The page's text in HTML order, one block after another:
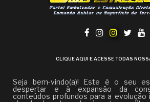
CLIQUE AQUI E ACESSE TODAS
Seja bem-vindo(a)! Este é o seu
despertar e à expansão da
conteúdos profundos para a evolução